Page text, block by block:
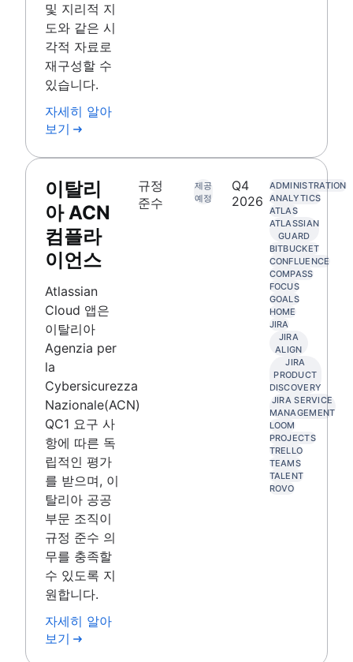
및 지리적 지
도와 같은 시
각적 자료로
재구성할 수
있습니다.
자세히 알아
보기
이탈리
아 ACN
컴플라
이언스
Atlassian
Cloud 앱은
이탈리아
Agenzia per
la
Cybersicurezza
Nazionale(ACN)
QC1 요구 사
항에 따른 독
립적인 평가
를 받으며, 이
탈리아 공공
부문 조직이
규정 준수 의
무를 충족할
수 있도록 지
원합니다.
자세히 알아
보기
규정
준수
제공
예정
Q4
2026
ADMINISTRATION
ANALYTICS
ATLAS
ATLASSIAN
GUARD
BITBUCKET
CONFLUENCE
COMPASS
FOCUS
GOALS
HOME
JIRA
JIRA
ALIGN
JIRA
PRODUCT
DISCOVERY
JIRA SERVICE
MANAGEMENT
LOOM
PROJECTS
TRELLO
TEAMS
TALENT
ROVO